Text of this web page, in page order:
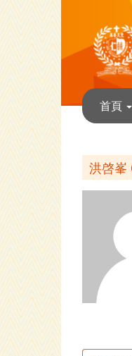
首頁
洪啓峯